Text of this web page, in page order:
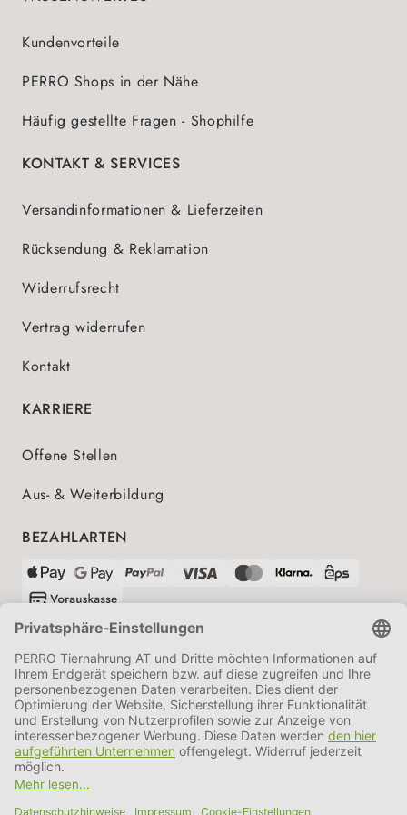
Kundenvorteile
PERRO Shops in der Nähe
Häufig gestellte Fragen - Shophilfe
KONTAKT & SERVICES
Versandinformationen & Lieferzeiten
Rücksendung & Reklamation
Widerrufsrecht
Vertrag widerrufen
Kontakt
KARRIERE
Offene Stellen
Aus- & Weiterbildung
BEZAHLARTEN
VERSANDPARTNER